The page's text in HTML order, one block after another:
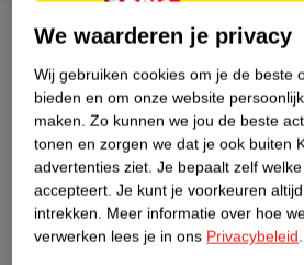
Over dit product
Productinformatie
Etiketinformatie
Nature Impact Score
We waarderen je privacy
Wij gebruiken cookies om je de beste
bieden en om onze website
maken. Zo kunnen we jou de beste
tonen en zorgen we dat je ook buiten
advertenties ziet. Je bepaalt zelf
accepteert. Je kunt je voorkeuren
intrekken. Meer informatie over hoe
verwerken lees je in ons Privacybeleid.